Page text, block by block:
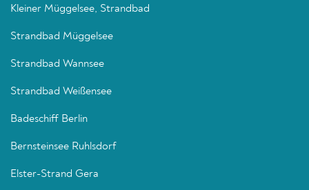
Kleiner Müggelsee, Strandbad
Strandbad Müggelsee
Strandbad Wannsee
Strandbad Weißensee
Badeschiff Berlin
Bernsteinsee Ruhlsdorf
Elster-Strand Gera